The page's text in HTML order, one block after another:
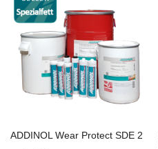
ADDINOL Wear Protect SDE 2